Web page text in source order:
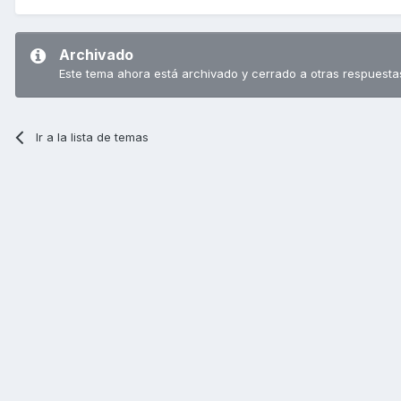
Archivado
Este tema ahora está archivado y cerrado a otras
Ir a la lista de temas